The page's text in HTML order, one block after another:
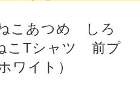
ねこあつめ しろ
こTシャツ 前プ
ワイト）